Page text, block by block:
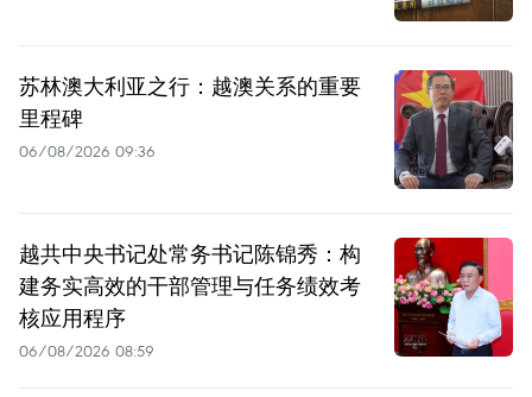
苏林澳大利亚之行：越澳关系的重要
里程碑
06/08/2026 09:36
越共中央书记处常务书记陈锦秀：构
建务实高效的干部管理与任务绩效考
核应用程序
06/08/2026 08:59